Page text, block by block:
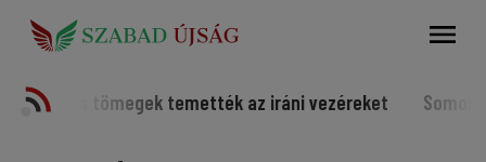
temették az iráni vezéreket Somorjai sportolók a